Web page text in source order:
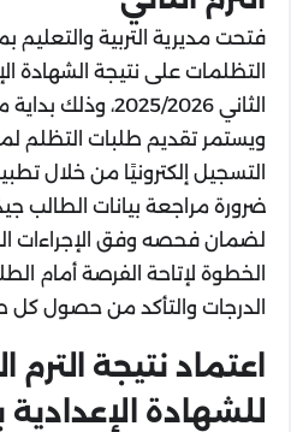
فتحت مديرية التربية والتعليم
التظلمات على نتيجة الشهادة
التسجيل إلكترونيًا من خلال
ضرورة مراجعة بيانات الطالب
لضمان فحصه وفق الإجراءات
الخطوة لإتاحة الفرصة أمام
الدرجات والتأكد من حصول
للشهادة الإعدادية